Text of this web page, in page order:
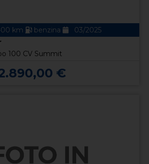
km benzina 03/2025
100 CV Summit
€